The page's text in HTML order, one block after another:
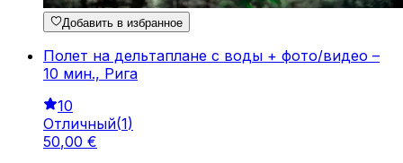
Добавить в избранное
Полет на дельтаплане с воды + фото/видео –
10 мин., Рига
10
Отличный(1)
50,00 €